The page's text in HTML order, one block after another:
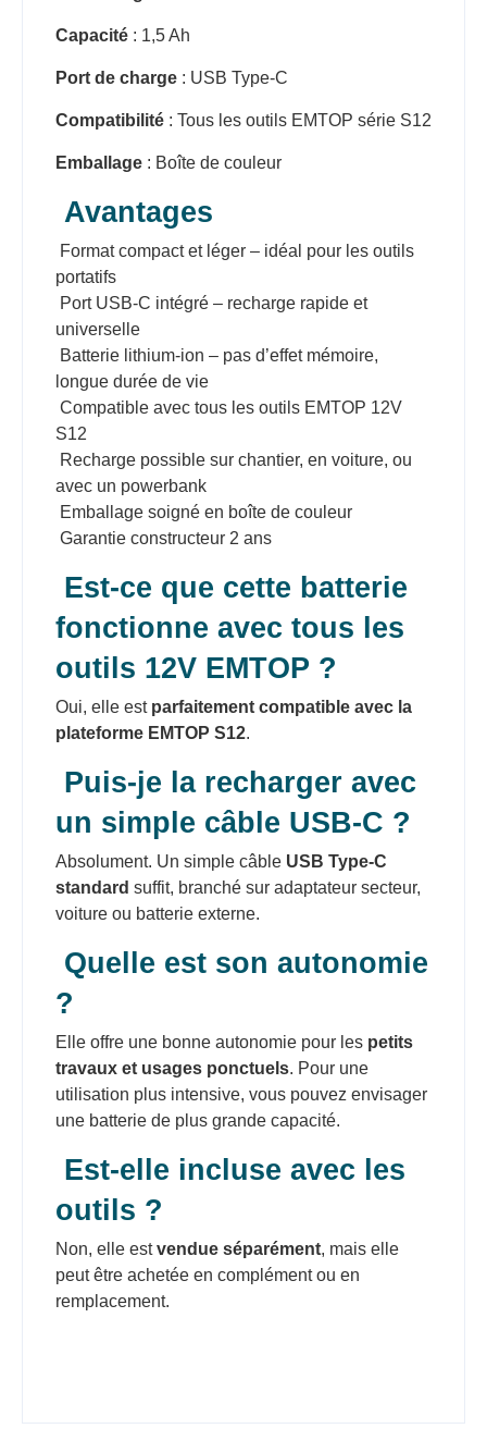
Capacité : 1,5 Ah
Port de charge : USB Type-C
Compatibilité : Tous les outils EMTOP série S12
Emballage : Boîte de couleur
Avantages
Format compact et léger – idéal pour les outils
portatifs
Port USB-C intégré – recharge rapide et
universelle
Batterie lithium-ion – pas d’effet mémoire,
longue durée de vie
Compatible avec tous les outils EMTOP 12V
S12
Recharge possible sur chantier, en voiture, ou
avec un powerbank
Emballage soigné en boîte de couleur
Garantie constructeur 2 ans
Est-ce que cette batterie
fonctionne avec tous les
outils 12V EMTOP ?
Oui, elle est parfaitement compatible avec la
plateforme EMTOP S12.
Puis-je la recharger avec
un simple câble USB-C ?
Absolument. Un simple câble USB Type-C
standard suffit, branché sur adaptateur secteur,
voiture ou batterie externe.
Quelle est son autonomie
?
Elle offre une bonne autonomie pour les petits
travaux et usages ponctuels. Pour une
utilisation plus intensive, vous pouvez envisager
une batterie de plus grande capacité.
Est-elle incluse avec les
outils ?
Non, elle estvendue séparément, mais elle
peut être achetée en complément ou en
remplacement.